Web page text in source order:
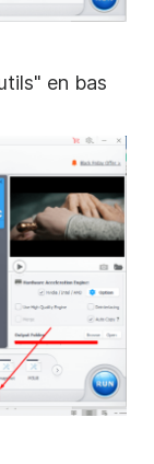
en bas